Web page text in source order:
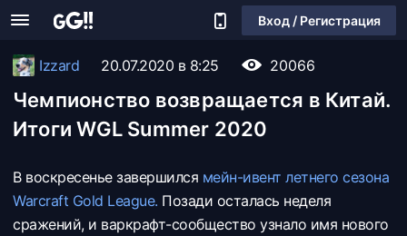
Вход / Регистрация
Izzard 20.07.2020 в 8:25 20066
Чемпионство возвращается в Китай.
Итоги WGL Summer 2020
В воскресенье завершился мейн-ивент летнего сезона
Warcraft Gold League. Позади осталась неделя
сражений, и варкрафт-сообщество узнало имя нового